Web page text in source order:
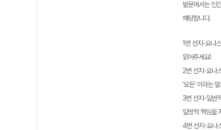
발문에서는 인
해당합니다.
1번 선지-요나
읽어주세요!
2번 선지-요나
'모든' 이라는
3번 선지-일반
일방적 책임을
4번 선지-요나